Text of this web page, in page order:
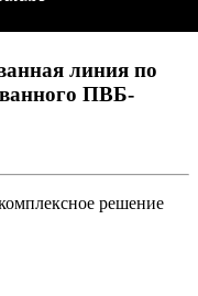
линия по
ПВБ-
решение